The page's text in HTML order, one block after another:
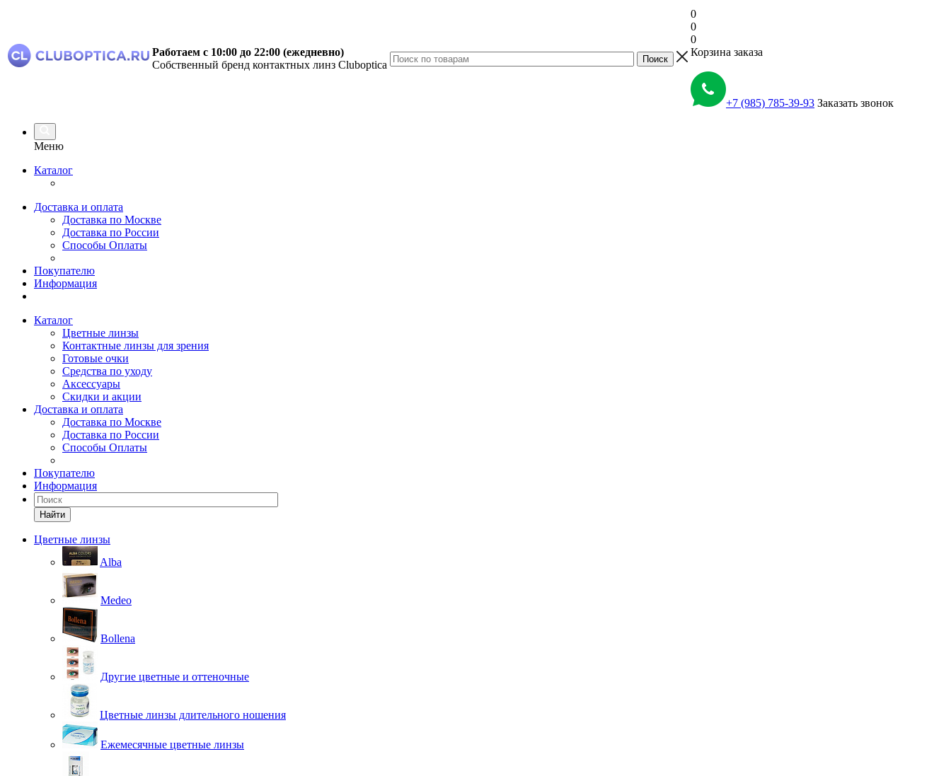
Работаем с 10:00 до 22:00 (ежедневно)
Собственный бренд контактных линз Cluboptica
0
0
0
Корзина заказа
+7 (985) 785-39-93 Заказать звонок
Меню
Каталог
Доставка и оплата
Доставка по Москве
Доставка по России
Способы Оплаты
Покупателю
Информация
Каталог
Цветные линзы
Контактные линзы для зрения
Готовые очки
Средства по уходу
Аксессуары
Скидки и акции
Доставка и оплата
Доставка по Москве
Доставка по России
Способы Оплаты
Покупателю
Информация
Найти
Цветные линзы
Alba
Medeo
Bollena
Другие цветные и оттеночные
Цветные линзы длительного ношения
Ежемесячные цветные линзы